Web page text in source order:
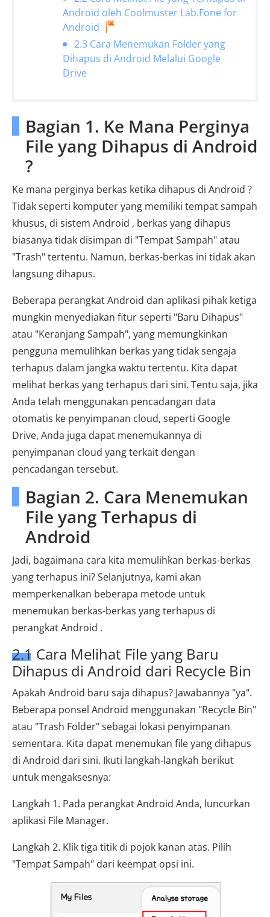
Android oleh Coolmuster Lab.Fone for
Android
2.3 Cara Menemukan Folder yang
Dihapus di Android Melalui Google
Drive
Bagian 1. Ke Mana Perginya
File yang Dihapus di Android
?
Ke mana perginya berkas ketika dihapus di Android ?
Tidak seperti komputer yang memiliki tempat sampah
khusus, di sistem Android , berkas yang dihapus
biasanya tidak disimpan di "Tempat Sampah" atau
"Trash" tertentu. Namun, berkas-berkas ini tidak akan
langsung dihapus.
Beberapa perangkat Android dan aplikasi pihak ketiga
mungkin menyediakan fitur seperti "Baru Dihapus"
atau "Keranjang Sampah", yang memungkinkan
pengguna memulihkan berkas yang tidak sengaja
terhapus dalam jangka waktu tertentu. Kita dapat
melihat berkas yang terhapus dari sini. Tentu saja, jika
Anda telah menggunakan pencadangan data
otomatis ke penyimpanan cloud, seperti Google
Drive, Anda juga dapat menemukannya di
penyimpanan cloud yang terkait dengan
pencadangan tersebut.
Bagian 2. Cara Menemukan
File yang Terhapus di
Android
Jadi, bagaimana cara kita memulihkan berkas-berkas
yang terhapus ini? Selanjutnya, kami akan
memperkenalkan beberapa metode untuk
menemukan berkas-berkas yang terhapus di
perangkat Android .
2.1 Cara Melihat File yang Baru
Dihapus di Android dari Recycle Bin
Apakah Android baru saja dihapus? Jawabannya "ya".
Beberapa ponsel Android menggunakan "Recycle Bin"
atau "Trash Folder" sebagai lokasi penyimpanan
sementara. Kita dapat menemukan file yang dihapus
di Android dari sini. Ikuti langkah-langkah berikut
untuk mengaksesnya:
Langkah 1. Pada perangkat Android Anda, luncurkan
aplikasi File Manager.
Langkah 2. Klik tiga titik di pojok kanan atas. Pilih
"Tempat Sampah" dari keempat opsi ini.